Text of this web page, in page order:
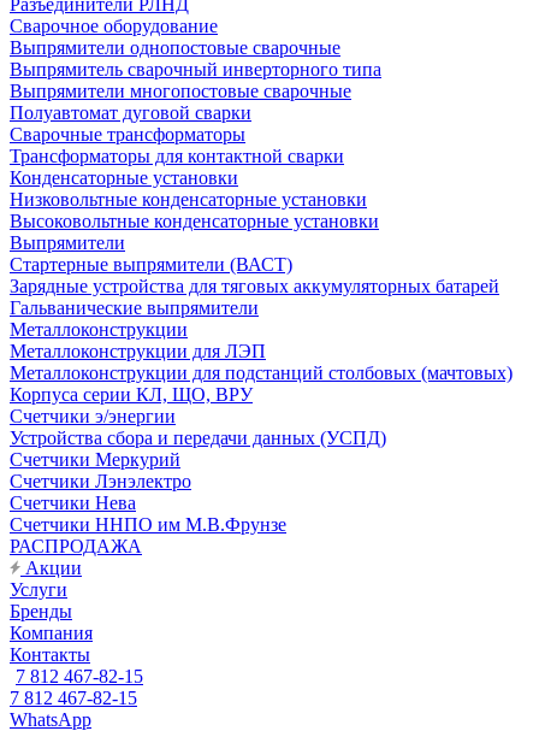
Разъединители РЛНД
Сварочное оборудование
Выпрямители однопостовые сварочные
Выпрямитель сварочный инверторного типа
Выпрямители многопостовые сварочные
Полуавтомат дуговой сварки
Сварочные трансформаторы
Трансформаторы для контактной сварки
Конденсаторные установки
Низковольтные конденсаторные установки
Высоковольтные конденсаторные установки
Выпрямители
Стартерные выпрямители (ВАСТ)
Зарядные устройства для тяговых аккумуляторных батарей
Гальванические выпрямители
Металлоконструкции
Металлоконструкции для ЛЭП
Металлоконструкции для подстанций столбовых (мачтовых)
Корпуса серии КЛ, ЩО, ВРУ
Счетчики э/энергии
Устройства сбора и передачи данных (УСПД)
Счетчики Меркурий
Счетчики Лэнэлектро
Счетчики Нева
Счетчики ННПО им М.В.Фрунзе
РАСПРОДАЖА
Акции
Услуги
Бренды
Компания
Контакты
7 812 467-82-15
7 812 467-82-15
WhatsApp